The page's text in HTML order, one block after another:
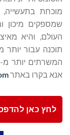
שמספקים מיכון
העולם, והיא
אנא בקרו באתר
לחץ כאן